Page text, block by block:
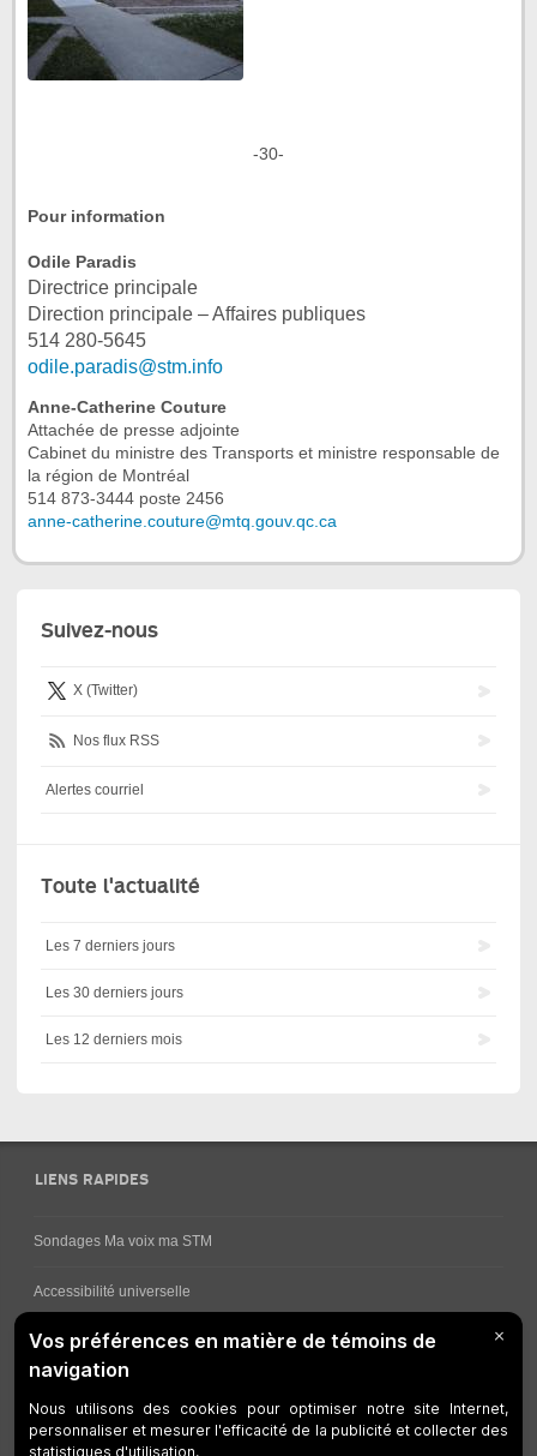
-30-
Pour information
Odile Paradis
Directrice principale
Direction principale – Affaires publiques
514 280-5645
odile.paradis@stm.info
Anne-Catherine Couture
Attachée de presse adjointe
Cabinet du ministre des Transports et ministre responsable de
la région de Montréal
514 873-3444 poste 2456
anne-catherine.couture@mtq.gouv.qc.ca
Suivez-nous
X (Twitter)
Nos flux RSS
Alertes courriel
Toute l'actualité
Les 7 derniers jours
Les 30 derniers jours
Les 12 derniers mois
LIENS RAPIDES
Sondages Ma voix ma STM
Accessibilité universelle
Comment obtenir vos horaires de bus